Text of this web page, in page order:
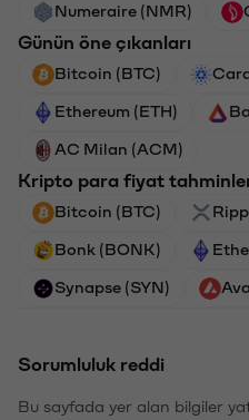
Numeraire (NMR)
Günün öne çıkanları
Bitcoin (BTC)
Ethereum (ETH)
AC Milan (ACM)
Kripto para fiyat
Bitcoin (BTC)
Bonk (BONK)
Synapse (SYN)
Sorumluluk reddi
Bu sayfada yer alan bilgiler